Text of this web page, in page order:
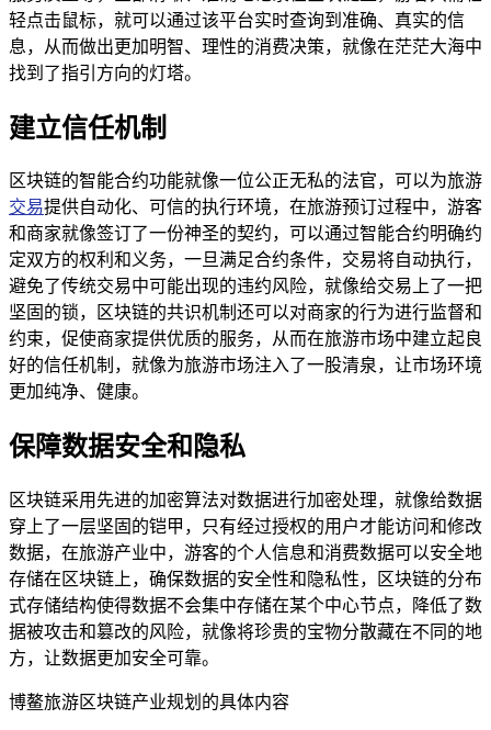
轻点击鼠标，就可以通过该平台实时查询到准确、真实的信
息，从而做出更加明智、理性的消费决策，就像在茫茫大海中
找到了指引方向的灯塔。
建立信任机制
区块链的智能合约功能就像一位公正无私的法官，可以为旅游
交易提供自动化、可信的执行环境，在旅游预订过程中，游客
和商家就像签订了一份神圣的契约，可以通过智能合约明确约
定双方的权利和义务，一旦满足合约条件，交易将自动执行，
避免了传统交易中可能出现的违约风险，就像给交易上了一把
坚固的锁，区块链的共识机制还可以对商家的行为进行监督和
约束，促使商家提供优质的服务，从而在旅游市场中建立起良
好的信任机制，就像为旅游市场注入了一股清泉，让市场环境
更加纯净、健康。
保障数据安全和隐私
区块链采用先进的加密算法对数据进行加密处理，就像给数据
穿上了一层坚固的铠甲，只有经过授权的用户才能访问和修改
数据，在旅游产业中，游客的个人信息和消费数据可以安全地
存储在区块链上，确保数据的安全性和隐私性，区块链的分布
式存储结构使得数据不会集中存储在某个中心节点，降低了数
据被攻击和篡改的风险，就像将珍贵的宝物分散藏在不同的地
方，让数据更加安全可靠。
博鳌旅游区块链产业规划的具体内容